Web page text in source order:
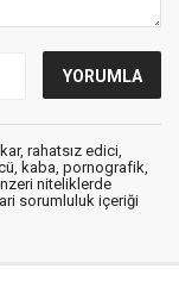
rahatsız edici,
kaba, pornografik,
niteliklerde
sorumluluk içeriği